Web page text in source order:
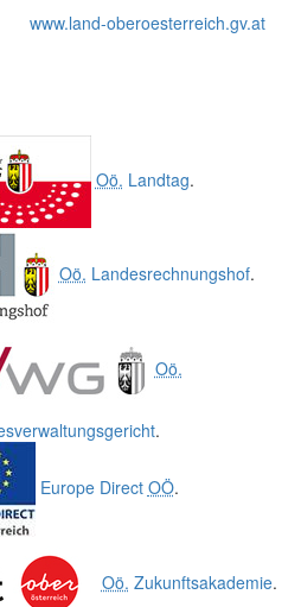
www.land-oberoesterreich.gv.at
Oö. Landtag.
Oö. Landesrechnungshof.
Oö.
.
Europe Direct OÖ.
Oö. Zukunftsakademie.